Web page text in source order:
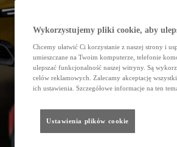
Wykorzystujemy pliki cookie, aby
Chcemy ułatwić Ci korzystanie z naszej strony i
umieszczane na Twoim komputerze, telefonie
ulepszać funkcjonalność naszej witryny. Są
celów reklamowych. Zalecamy akceptację
ich ustawienia. Szczegółowe informacje na ten
Ustawienia plików cookie